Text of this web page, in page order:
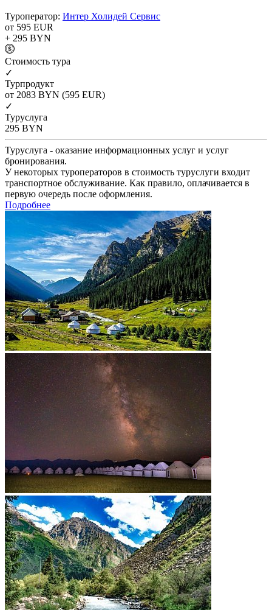
Туроператор: Интер Холидей Сервис
от 595 EUR
+ 295 BYN
Cтоимость тура
✓
Турпродукт
от 2083 BYN (595 EUR)
✓
Туруслуга
295 BYN
Туруслуга - оказание информационных услуг и услуг
бронирования.
У некоторых туроператоров в стоимость туруслуги входит
транспортное обслуживание. Как правило, оплачивается в
первую очередь после оформления.
Подробнее